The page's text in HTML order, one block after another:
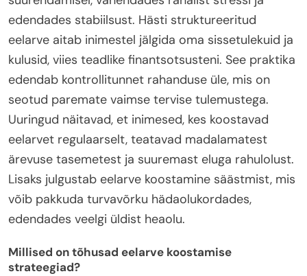
edendades stabiilsust. Hästi struktureeritud
eelarve aitab inimestel jälgida oma sissetulekuid ja
kulusid, viies teadlike finantsotsusteni. See praktika
edendab kontrollitunnet rahanduse üle, mis on
seotud paremate vaimse tervise tulemustega.
Uuringud näitavad, et inimesed, kes koostavad
eelarvet regulaarselt, teatavad madalamatest
ärevuse tasemetest ja suuremast eluga rahulolust.
Lisaks julgustab eelarve koostamine säästmist, mis
võib pakkuda turvavõrku hädaolukordades,
edendades veelgi üldist heaolu.
Millised on tõhusad eelarve koostamise
strateegiad?